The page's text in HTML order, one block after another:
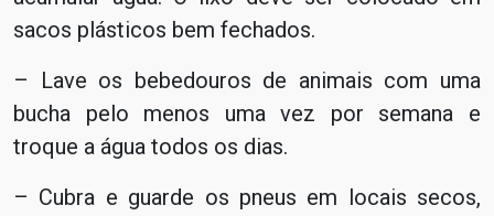
sacos plásticos bem fechados.
– Lave os bebedouros de animais com uma
bucha pelo menos uma vez por semana e
troque a água todos os dias.
– Cubra e guarde os pneus em locais secos,